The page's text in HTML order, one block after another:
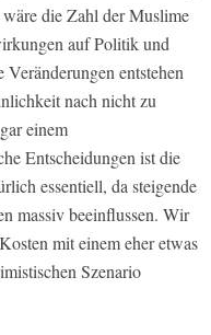
die Zahl der Muslime
auf Politik und
entstehen
nach nicht zu
einem
Entscheidungen ist die
essentiell, da steigende
massiv beeinflussen. Wir
mit einem eher etwas
Szenario